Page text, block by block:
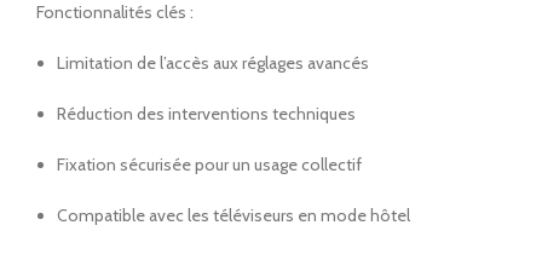
Fonctionnalités clés :
Limitation de l’accès aux réglages avancés
Réduction des interventions techniques
Fixation sécurisée pour un usage collectif
Compatible avec les téléviseurs en mode hôtel